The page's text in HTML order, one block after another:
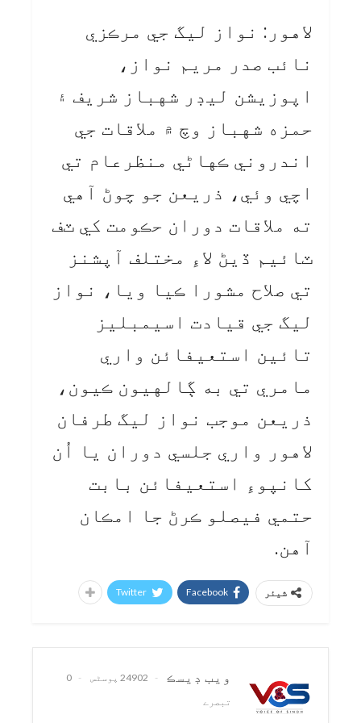
لاهور: نواز ليگ جي مرڪزي
نائب صدر مريم نواز،
اپوزيشن ليڊر شهباز شريف ۽
حمزه شهباز وچ ۾ ملاقات جي
اندروني ڪهاڻي منظرعام تي
اچي وئي، ذريعن جو چوڻ آهي
ته ملاقات دوران حڪومت کي ٽف
ٽائيم ڏيڻ لاءِ مختلف آپشنز
تي صلاح مشورا ڪيا ويا، نواز
ليگ جي قيادت اسيمبليز
تائين استعيفائن واري
مامري تي به ڳالهيون ڪيون،
ذريعن موجب نواز ليگ طرفان
لاهور واري جلسي دوران يا اُن
کانپوءِ استعيفائن بابت
حتمي فيصلو ڪرڻ جا امڪان
آهن.
شیئر Facebook
Twitter
ويب ڊيسڪ 24902 پوسٹس
0
تبصرے